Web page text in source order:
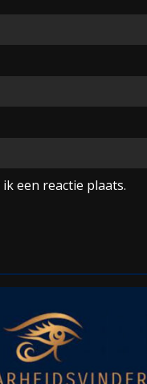
een reactie plaats.